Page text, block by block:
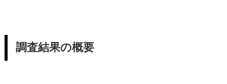
調査結果の概要